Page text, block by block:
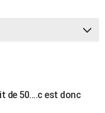
de 50....c est donc